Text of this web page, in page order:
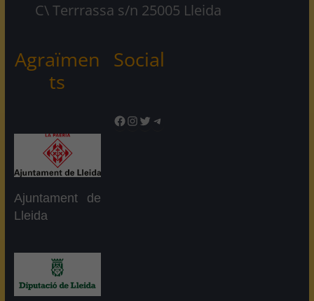
C\ Terrrassa s/n 25005 Lleida
Agraïmen
ts
Ajuntament de
Lleida
Social
Facebook
Instagram
TwitterTelegram